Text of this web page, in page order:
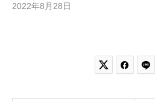
2022年8月28日
 